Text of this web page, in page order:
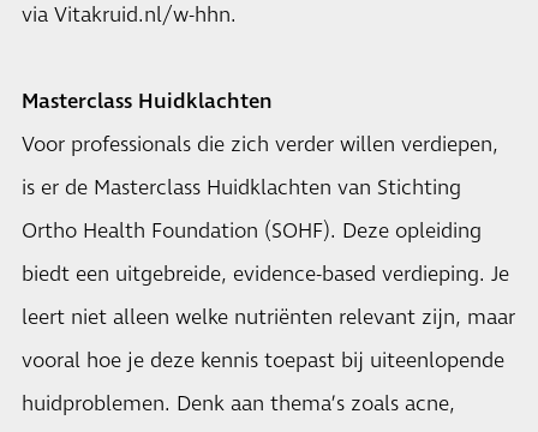
via Vitakruid.nl/w-hhn.
Masterclass Huidklachten
Voor professionals die zich verder willen verdiepen,
is er de Masterclass Huidklachten van Stichting
Ortho Health Foundation (SOHF). Deze opleiding
biedt een uitgebreide, evidence-based verdieping. Je
leert niet alleen welke nutriënten relevant zijn, maar
vooral hoe je deze kennis toepast bij uiteenlopende
huidproblemen. Denk aan thema’s zoals acne,